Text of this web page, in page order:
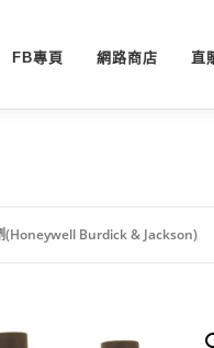
FB專頁 網路商店 直
(Honeywell Burdick & Jackson)